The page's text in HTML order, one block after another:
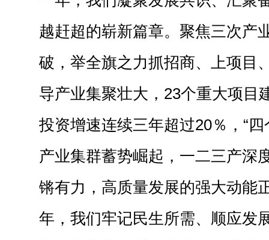
越赶超的崭新篇章。聚焦三次产
破，举全旗之力抓招商、上项目
导产业集聚壮大，23个重大项目
投资增速连续三年超过20％，“
产业集群蓄势崛起，一二三产深
锵有力，高质量发展的强大动能
年，我们牢记民生所需、顺应发